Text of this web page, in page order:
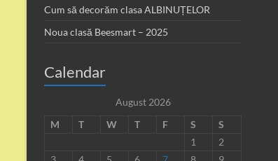
Cum să decorăm clasa ALBINUȚELOR
Noua clasă Beesmart – 2025
Calendar
August 2026
M
T W T F S
S
1
2